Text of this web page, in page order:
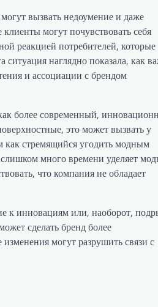
вызвать недоумение и даже
могут почувствовать себя
реакцией потребителей,
наглядно показала, как
и ассоциации с брендом
более современный,
это может вызвать у
как стремящийся угодить модным
много времени уделяет
что компания не обладает
к инновациям или, наоборот,
сделать бренд более
могут разрушить связи с